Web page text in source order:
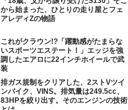
から始まった、ひとりの走り屋とフェ
アレディZの物語
これがクラウン!?「躍動感がたまらな
いスポーツエステート！」エッジを強
調したエアロに22インチホイールで武
装
排ガス規制をクリアした、2ストVツイ
ンバイク、VINS。排気量は249.5cc、
83HPを絞り出す。そのエンジンの技術